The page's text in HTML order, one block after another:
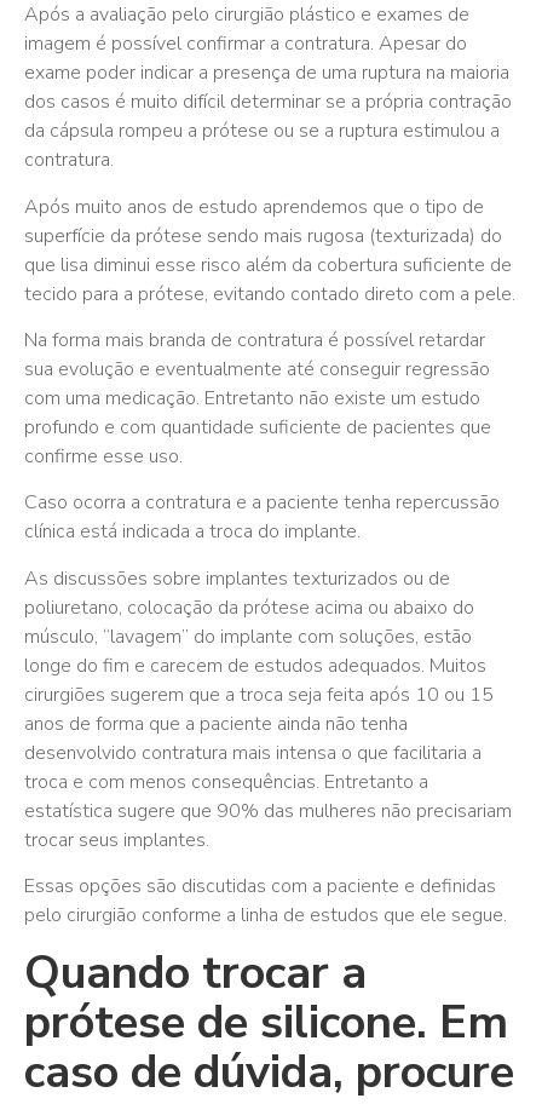
Após a avaliação pelo cirurgião plástico e exames de
imagem é possível confirmar a contratura. Apesar do
exame poder indicar a presença de uma ruptura na maioria
dos casos é muito difícil determinar se a própria contração
da cápsula rompeu a prótese ou se a ruptura estimulou a
contratura.
Após muito anos de estudo aprendemos que o tipo de
superfície da prótese sendo mais rugosa (texturizada) do
que lisa diminui esse risco além da cobertura suficiente de
tecido para a prótese, evitando contado direto com a pele.
Na forma mais branda de contratura é possível retardar
sua evolução e eventualmente até conseguir regressão
com uma medicação. Entretanto não existe um estudo
profundo e com quantidade suficiente de pacientes que
confirme esse uso.
Caso ocorra a contratura e a paciente tenha repercussão
clínica está indicada a troca do implante.
As discussões sobre implantes texturizados ou de
poliuretano, colocação da prótese acima ou abaixo do
músculo, “lavagem” do implante com soluções, estão
longe do fim e carecem de estudos adequados. Muitos
cirurgiões sugerem que a troca seja feita após 10 ou 15
anos de forma que a paciente ainda não tenha
desenvolvido contratura mais intensa o que facilitaria a
troca e com menos consequências. Entretanto a
estatística sugere que 90% das mulheres não precisariam
trocar seus implantes.
Essas opções são discutidas com a paciente e definidas
pelo cirurgião conforme a linha de estudos que ele segue.
Quando trocar a
prótese de silicone. Em
caso de dúvida, procure